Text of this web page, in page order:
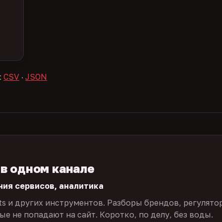
CSV · JSON
одном канале
сервисов, аналитика
и других инструментов. Разборы брендов,
не попадают на сайт. Коротко, по делу, без воды.